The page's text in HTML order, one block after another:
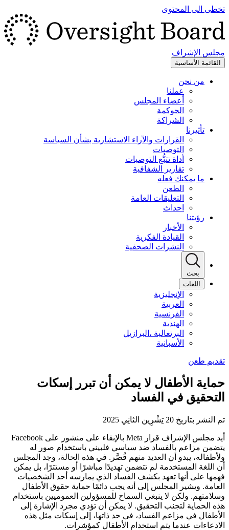
تخطى الى المحتوى
مجلس الإشراف
القائمة الأساسية
من نحن
عملنا
أعضاء المجلس
الحوكمة
الشراكة
تأثيرنا
القرارات والآراء الاستشارية بشأن السياسة
التوصيات
أداة تتبُّع التوصيات
تقارير الشفافية
ما يمكنك فعله
الطعن
التعليقات العامة
احداث
رؤيتنا
الأخبار
القيادة الفكرية
النشرات الصحفية
بحث
اللغات
الإنجليزية
العربية
الفرنسية
الهندية
البرتغالية ،البرازيل
الأسبانية
حماية الأطفال لا يمكن أن تبرر إسكات
التحقيق في الفساد
تم النشر بتاريخ 20 تِشْرِين الثانِي 2025
أيد مجلس الإشراف قرار Meta بالإبقاء على منشور على Facebook
يتضمن مزاعم بالفساد ضد سياسي فلبيني باستخدام صور له
ولأطفاله، يبدو أن العديد منهم قُصَّر. في هذه الحالة، وجد المجلس
أن اللغة المستخدمة لم تتضمن تهديدًا مباشرًا أو مستترًا، بل يمكن
فهمها على أنها تعهد بكشف الفساد الذي يمارسه أحد الشخصيات
العامة. ويشير المجلس إلى أنه يجب دائمًا حماية حقوق الأطفال
وسلامتهم. ولكن لا ينبغي السماح للمسؤولين العموميين باستخدام
هذه الحماية لتجنب التحقيق. لا يمكن أن تؤدي مجرد الإشارة إلى
الأطفال في مزاعم الفساد، في حد ذاتها، إلى إسكات مثل هذه
الادعاءات عندما يتم استخدام الأطفال كمؤشرات.